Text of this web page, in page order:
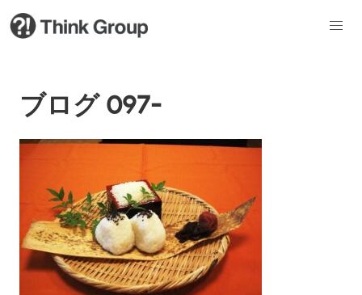
ブログ 097-